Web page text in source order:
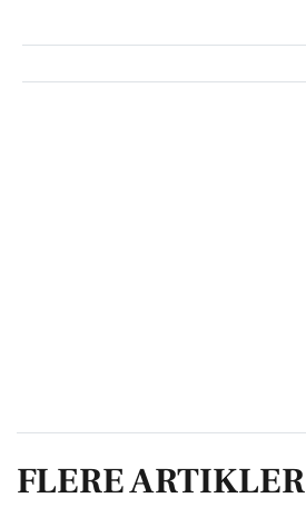
FLERE ARTIKLER